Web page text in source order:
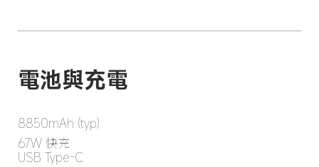
電池與充電
8850mAh (typ)
67W 快充
USB Type-C